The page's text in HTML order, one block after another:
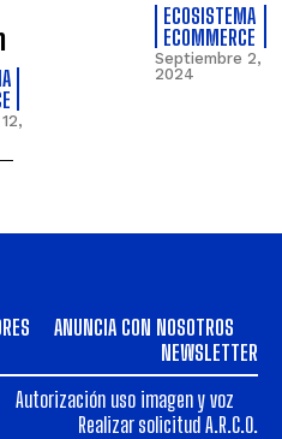
ECOSISTEMA
ECOMMERCE
Septiembre 2,
2024
ANUNCIA CON NOSOTROS
NEWSLETTER
Autorización uso imagen y voz
Realizar solicitud A.R.C.O.